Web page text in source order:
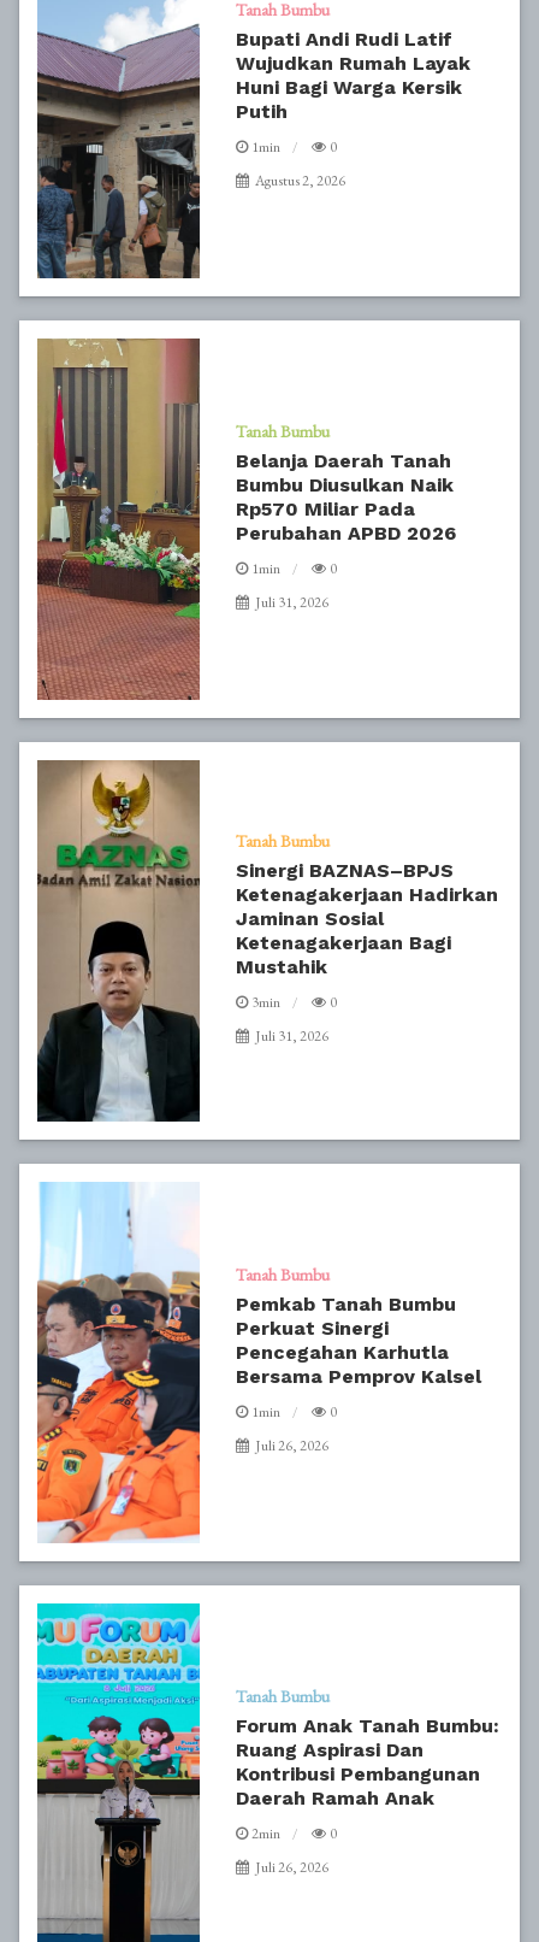
Tanah Bumbu
Bupati Andi Rudi Latif
Wujudkan Rumah Layak
Huni Bagi Warga Kersik
Putih
1min
0
Agustus 2, 2026
Tanah Bumbu
Belanja Daerah Tanah
Bumbu Diusulkan Naik
Rp570 Miliar Pada
Perubahan APBD 2026
1min
0
Juli 31, 2026
Tanah Bumbu
Sinergi BAZNAS–BPJS
Ketenagakerjaan Hadirkan
Jaminan Sosial
Ketenagakerjaan Bagi
Mustahik
3min
0
Juli 31, 2026
Tanah Bumbu
Pemkab Tanah Bumbu
Perkuat Sinergi
Pencegahan Karhutla
Bersama Pemprov Kalsel
1min
0
Juli 26, 2026
Tanah Bumbu
Forum Anak Tanah Bumbu:
Ruang Aspirasi Dan
Kontribusi Pembangunan
Daerah Ramah Anak
2min
0
Juli 26, 2026